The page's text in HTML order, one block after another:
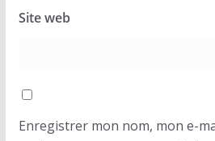
Site web
Enregistrer mon nom, mon e-